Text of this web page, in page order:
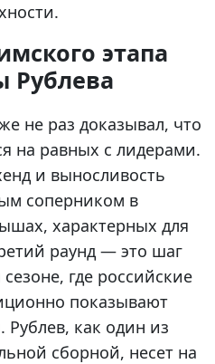
этапа
Рублева
не раз доказывал, что
на равных с лидерами.
и выносливость
соперником в
характерных для
раунд — это шаг
где российские
показывают
Рублев, как один из
сборной, несет на